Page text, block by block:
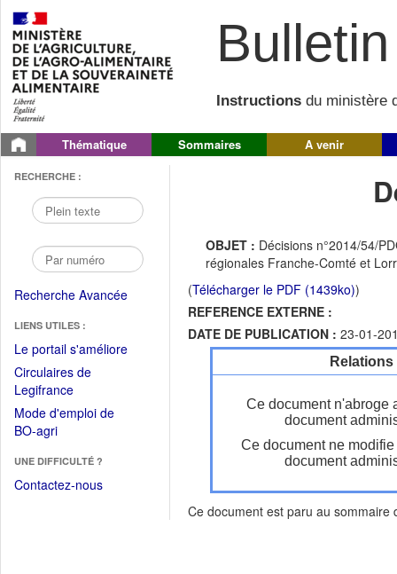
Instructions du ministère
Thématique Sommaires A venir
RECHERCHE :
Recherche Avancée
LIENS UTILES :
Le portail s'améliore(Fichier
Circulaires de
Legifrance(Ouvrir
dans
une
fenêtre)
Mode d'emploi de
BO-agri(Ouvrir
une
nouvelle
UNE DIFFICULTÉ ?
Contactez-nous
OBJET : Décisions n°2014/54/
régionales Franche-Comté et
(Télécharger le PDF (1439ko))
REFERENCE EXTERNE :
DATE DE PUBLICATION : 23-01-
Ce document n'abroge
document
Ce document ne
document
Ce document est paru au sommaire